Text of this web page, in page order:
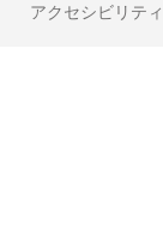
Legal
アクセシビリティ